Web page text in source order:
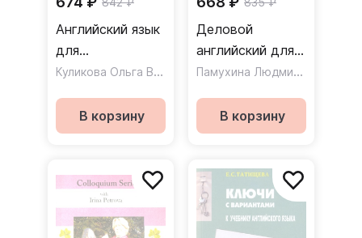
Английский язык
для
экономистов-
/ Учебник для
вузов
Куликова Ольга Викторовна
В корзину
Деловой
английский для
начинающих /
Памухина Людмила Георгиевна
В корзину